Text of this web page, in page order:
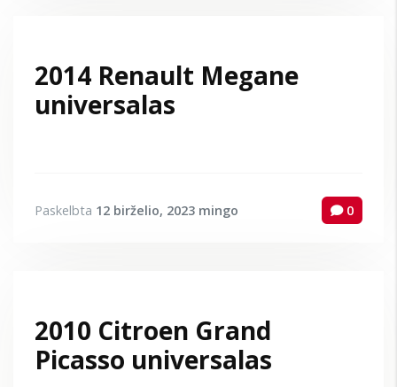
2014 Renault Megane
universalas
Paskelbta 12 birželio, 2023 mingo 0
2010 Citroen Grand
Picasso universalas